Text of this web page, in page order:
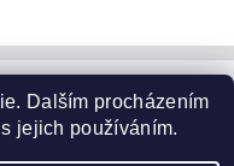
Dalším procházením
jejich používáním.